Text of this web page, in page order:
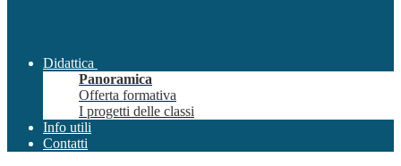
Didattica
Panoramica
Offerta formativa
I progetti delle classi
Info utili
Contatti